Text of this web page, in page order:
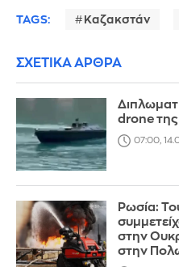
TAGS: Καζακστάν
ΣΧΕΤΙΚΑ ΑΡΘΡΑ
drone
07:00,
Ρωσία:
στην
στην